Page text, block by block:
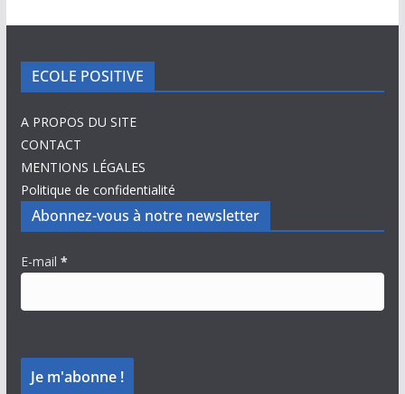
ECOLE POSITIVE
A PROPOS DU SITE
CONTACT
MENTIONS LÉGALES
Politique de confidentialité
Abonnez-vous à notre newsletter
E-mail *